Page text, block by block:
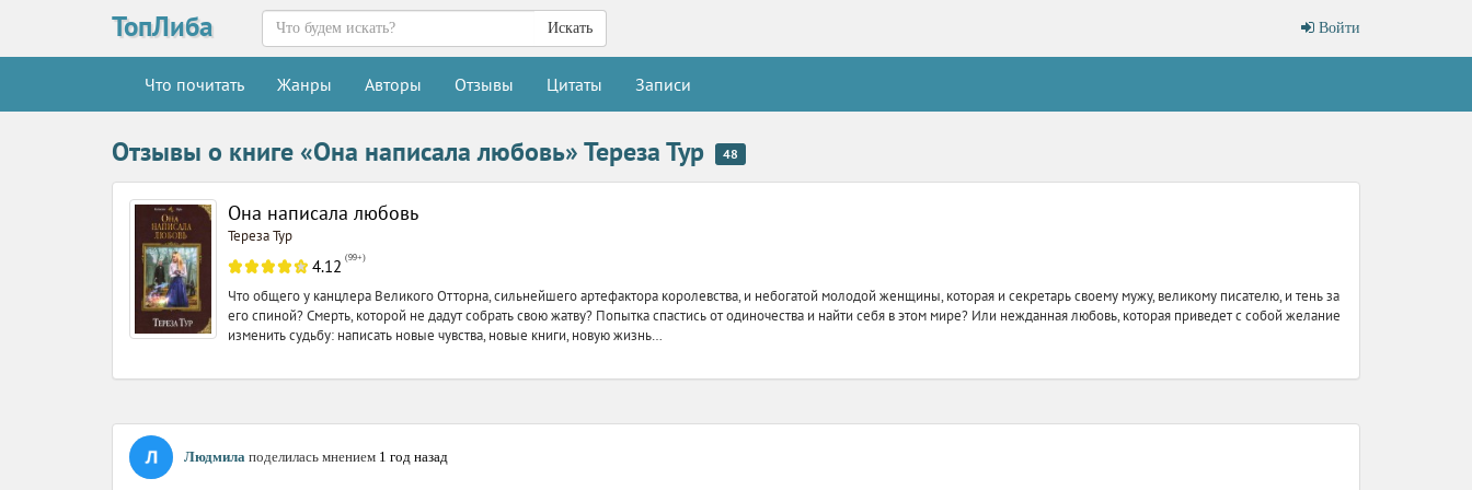
ТопЛиба Войти
Искать
Что почитать Жанры Авторы Отзывы Цитаты Записи
Отзывы о книге «Она написала любовь» Тереза Тур 48
Она написала любовь
Тереза Тур
4.12 (99+)
Что общего у канцлера Великого Отторна, сильнейшего артефактора королевства, и небогатой молодой женщины, которая и секретарь своему мужу, великому писателю, и тень за
его спиной? Смерть, которой не дадут собрать свою жатву? Попытка спастись от одиночества и найти себя в этом мире? Или нежданная любовь, которая приведет с собой желание
изменить судьбу: написать новые чувства, новые книги, новую жизнь…
Людмила поделилась мнением 1 год назад